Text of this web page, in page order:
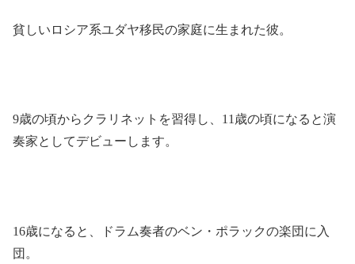
貧しいロシア系ユダヤ移民の家庭に生まれた彼。
9歳の頃からクラリネットを習得し、11歳の頃になると演
奏家としてデビューします。
16歳になると、ドラム奏者のベン・ポラックの楽団に入
団。